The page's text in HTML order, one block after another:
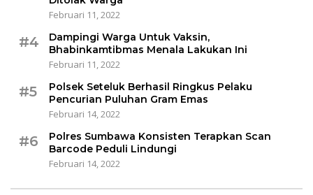
Februari 11, 2022
#4
Dampingi Warga Untuk Vaksin,
Bhabinkamtibmas Menala Lakukan Ini
Februari 11, 2022
#5
Polsek Seteluk Berhasil Ringkus Pelaku
Pencurian Puluhan Gram Emas
Februari 14, 2022
#6
Polres Sumbawa Konsisten Terapkan Scan
Barcode Peduli Lindungi
Februari 14, 2022